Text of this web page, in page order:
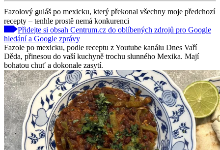
Fazolový guláš po mexicku, který překonal všechny moje předchozí
recepty – tenhle prostě nemá konkurenci
Přidejte si obsah Centrum.cz do oblíbených zdrojů pro Google
hledání a Google zprávy
Fazole po mexicku, podle receptu z Youtube kanálu Dnes Vaří
Děda, přinesou do vaší kuchyně trochu slunného Mexika. Mají
bohatou chuť a dokonale zasytí.